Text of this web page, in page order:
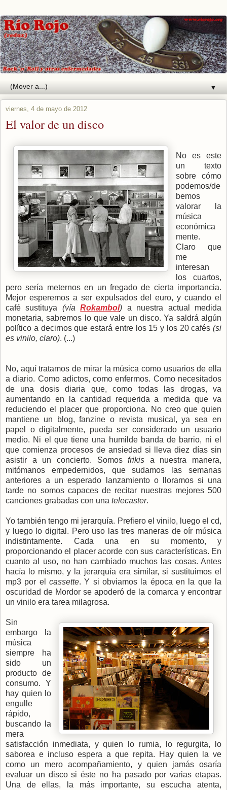
▼
viernes, 4 de mayo de 2012
El valor de un disco
No es este
un texto
sobre cómo
podemos/de
bemos
valorar la
música
económica
mente.
Claro que
me
interesan
los cuartos,
pero sería meternos en un fregado de cierta importancia.
Mejor esperemos a ser expulsados del euro, y cuando el
café sustituya (víaRokambol) a nuestra actual medida
monetaria, sabremos lo que vale un disco. Ya saldrá algún
político a decirnos que estará entre los 15 y los 20 cafés (si
es vinilo, claro). (...)
No, aquí tratamos de mirar la música como usuarios de ella
a diario. Como adictos, como enfermos. Como necesitados
de una dosis diaria que, como todas las drogas, va
aumentando en la cantidad requerida a medida que va
reduciendo el placer que proporciona. No creo que quien
mantiene un blog, fanzine o revista musical, ya sea en
papel o digitalmente, pueda ser considerado un usuario
medio. Ni el que tiene una humilde banda de barrio, ni el
que comienza procesos de ansiedad si lleva diez días sin
asistir a un concierto. Somosfrikis a nuestra manera,
mitómanos empedernidos, que sudamos las semanas
anteriores a un esperado lanzamiento o lloramos si una
tarde no somos capaces de recitar nuestras mejores 500
canciones grabadas con una telecaster.
Yo también tengo mi jerarquía. Prefiero el vinilo, luego el cd,
y luego lo digital. Pero uso las tres maneras de oír música
indistintamente. Cada una en su momento, y
proporcionando el placer acorde con sus características. En
cuanto al uso, no han cambiado muchos las cosas. Antes
hacía lo mismo, y la jerarquía era similar, si sustituimos el
mp3 por el cassette. Y si obviamos la época en la que la
oscuridad de Mordor se apoderó de la comarca y encontrar
un vinilo era tarea milagrosa.
Sin
embargo la
música
siempre ha
sido un
producto de
consumo. Y
hay quien lo
engulle
rápido,
buscando la
mera
satisfacción inmediata, y quien lo rumia, lo regurgita, lo
saborea e incluso espera a que repita. Hay quien la ve
como un mero acompañamiento, y quien jamás osaría
evaluar un disco si éste no ha pasado por varias etapas.
Una de ellas, la más importante, su escucha atenta,